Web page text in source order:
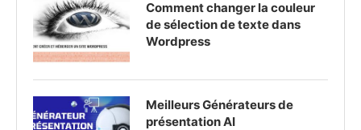
Comment changer la couleur
de sélection de texte dans
Wordpress
Meilleurs Générateurs de
présentation AI